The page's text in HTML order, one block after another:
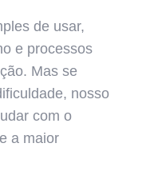
de usar,
e processos
Mas se
nosso
com o
a maior